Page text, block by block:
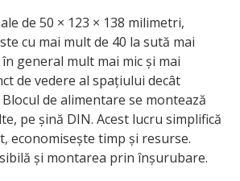
de 50 × 123 × 138 milimetri,
cu mai mult de 40 la sută mai
general mult mai mic și mai
de vedere al spațiului decât
de alimentare se montează
pe șină DIN. Acest lucru simplifică
economisește timp și resurse.
și montarea prin înșurubare.